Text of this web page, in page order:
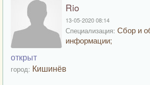
Rio
13-05-2020 08:14
Специализация: Сбор и
информации;
открыт
город: Кишинёв